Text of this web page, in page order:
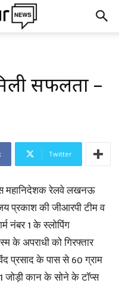
सफलता –
Twitter
महानिदेशक रेलवे लखनऊ
प्रकाश की जीआरपी टीम व
नंबर 1 के स्लोपिंग
के अपराधी को गिरफ्तार
प्रसाद के पास से 60 ग्राम
जोड़ी कान के सोने के टॉप्स